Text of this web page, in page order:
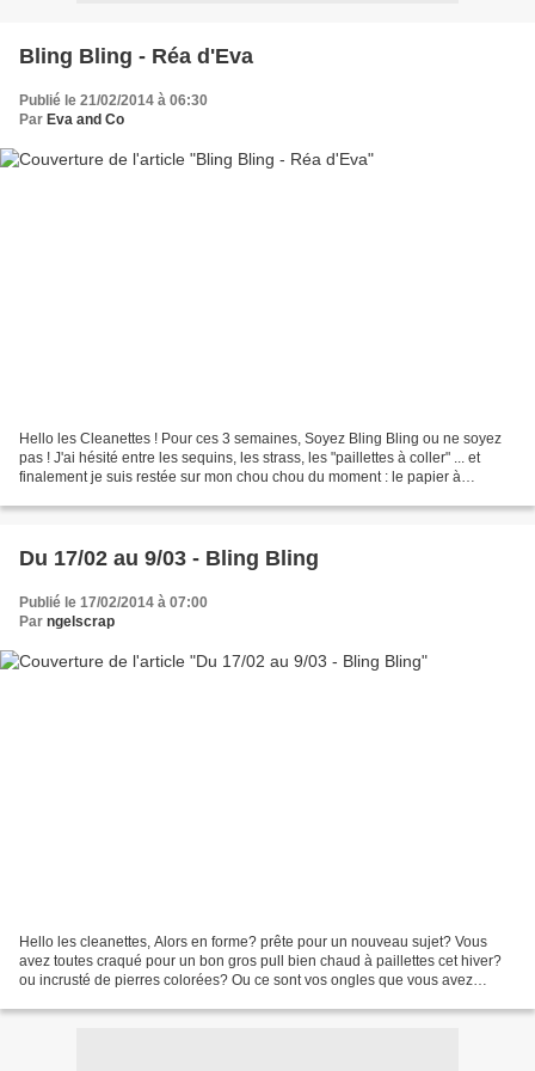
Bling Bling - Réa d'Eva
Publié le 21/02/2014 à 06:30
Par Eva and Co
Hello les Cleanettes ! Pour ces 3 semaines, Soyez Bling Bling ou ne soyez
pas ! J'ai hésité entre les sequins, les strass, les "paillettes à coller" ... et
finalement je suis restée sur mon chou chou du moment : le papier à
Du 17/02 au 9/03 - Bling Bling
Publié le 17/02/2014 à 07:00
Par ngelscrap
Hello les cleanettes, Alors en forme? prête pour un nouveau sujet? Vous
avez toutes craqué pour un bon gros pull bien chaud à paillettes cet hiver?
ou incrusté de pierres colorées? Ou ce sont vos ongles que vous avez